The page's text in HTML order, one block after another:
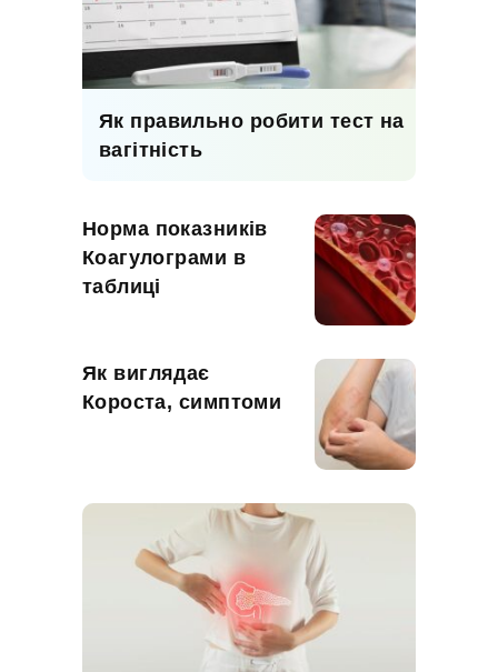
Як правильно робити тест на
вагітність
Норма показників
Коагулограми в
таблиці
Як виглядає
Короста, симптоми